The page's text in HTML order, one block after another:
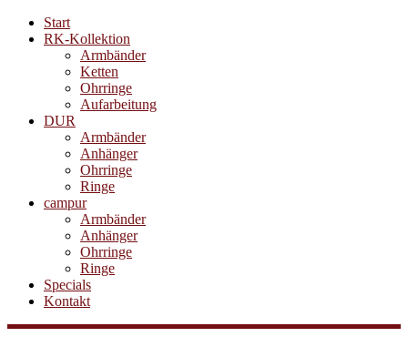
Start
RK-Kollektion
Armbänder
Ketten
Ohrringe
Aufarbeitung
DUR
Armbänder
Anhänger
Ohrringe
Ringe
campur
Armbänder
Anhänger
Ohrringe
Ringe
Specials
Kontakt